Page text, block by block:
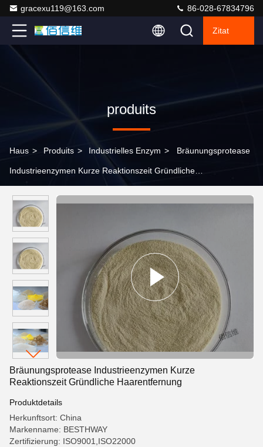
gracexu119@163.com 86-028-67834796
Zitat
produits
Haus > Produits > Industrielles Enzym > Bräunungsprotease
Industrieenzymen Kurze Reaktionszeit Gründliche
Bräunungsprotease Industrieenzymen Kurze
Reaktionszeit Gründliche Haarentfernung
Produktdetails
Herkunftsort: China
Markenname: BESTHWAY
Zertifizierung: ISO9001,ISO22000